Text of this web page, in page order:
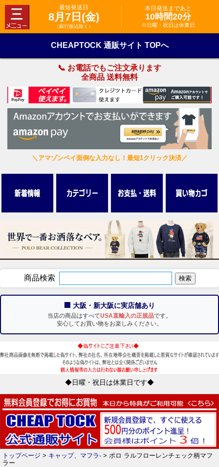
最短発送日
8月7日(金)
（銀行振込除く）
本日発送まであと
10時間20分
※日曜・祝日は休業日
CHEAPTOCK 通販サイト TOPへ
📞 お電話でもご注文承ります
全商品 送料無料
＼アマゾンペイ面倒な入力なし！最短1クリック決済／
商品検索
🏢 大阪・新大阪に実店舗あり
当店の商品はすべてUSA直輸入の正規品です。
安心してお買い物をお楽しみください。
◆日曜・祝日は休業日です◆
トップページ > キャップ、マフラ- > ポロ ラルフローレンチェック柄マフ
ラー